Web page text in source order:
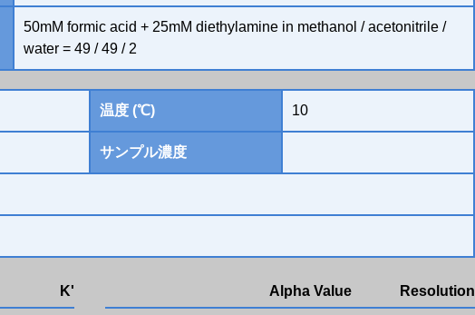
50mM formic acid + 25mM diethylamine in methanol / acetonitrile /
water = 49 / 49 / 2
温度 (℃) 10
サンプル濃度
K' Alpha Value Resolution